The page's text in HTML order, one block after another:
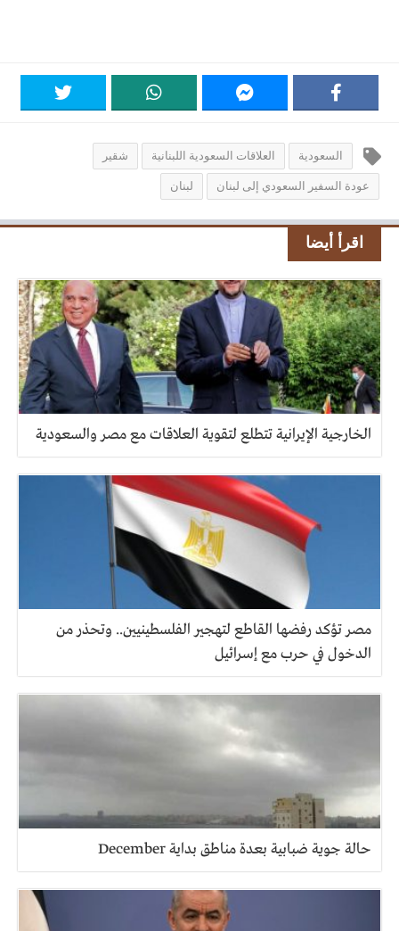
السعودية العلاقات السعودية اللبنانية شقير
عودة السفير السعودي إلى لبنان لبنان
اقرأ أيضا
الخارجية الإيرانية تتطلع لتقوية العلاقات مع مصر والسعودية
مصر تؤكد رفضها القاطع لتهجير الفلسطينيين.. وتحذر من
الدخول في حرب مع إسرائيل
حالة جوية ضبابية بعدة مناطق بداية December